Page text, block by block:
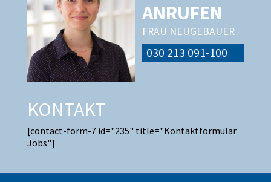
ANRUFEN
FRAU NEUGEBAUER
030 213 091-100
KONTAKT
[contact-form-7 id="235" title="Kontaktformular
Jobs"]